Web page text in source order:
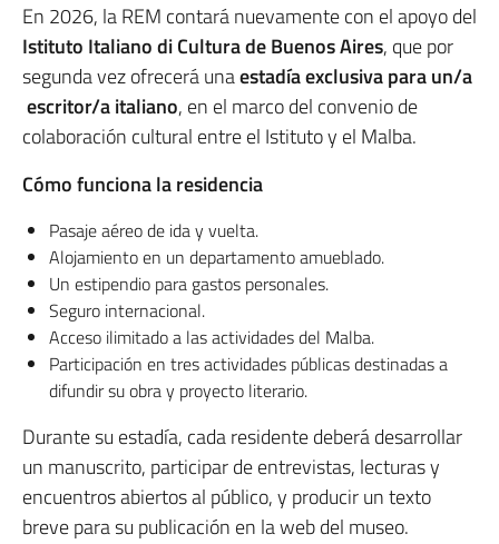
En 2026, la REM contará nuevamente con el apoyo del
Istituto Italiano di Cultura de Buenos Aires, que por
segunda vez ofrecerá unaestadía exclusiva para un/a
escritor/a italiano, en el marco del convenio de
colaboración cultural entre el Istituto y el Malba.
Cómo funciona la residencia
Pasaje aéreo de ida y vuelta.
Alojamiento en un departamento amueblado.
Un estipendio para gastos personales.
Seguro internacional.
Acceso ilimitado a las actividades del Malba.
Participación en tres actividades públicas destinadas a
difundir su obra y proyecto literario.
Durante su estadía, cada residente deberá desarrollar
un manuscrito, participar de entrevistas, lecturas y
encuentros abiertos al público, y producir un texto
breve para su publicación en la web del museo.